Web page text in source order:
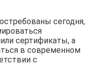
сегодня,
сертификаты, а
в современном
с